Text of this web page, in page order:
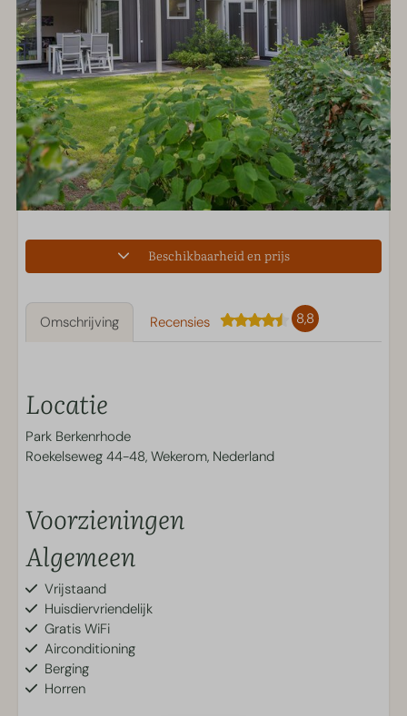
Beschikbaarheid en prijs
Omschrijving Recensies 8,8
Locatie
Park Berkenrhode
Roekelseweg 44-48, Wekerom, Nederland
Voorzieningen
Algemeen
Vrijstaand
Huisdiervriendelijk
Gratis WiFi
Airconditioning
Berging
Horren